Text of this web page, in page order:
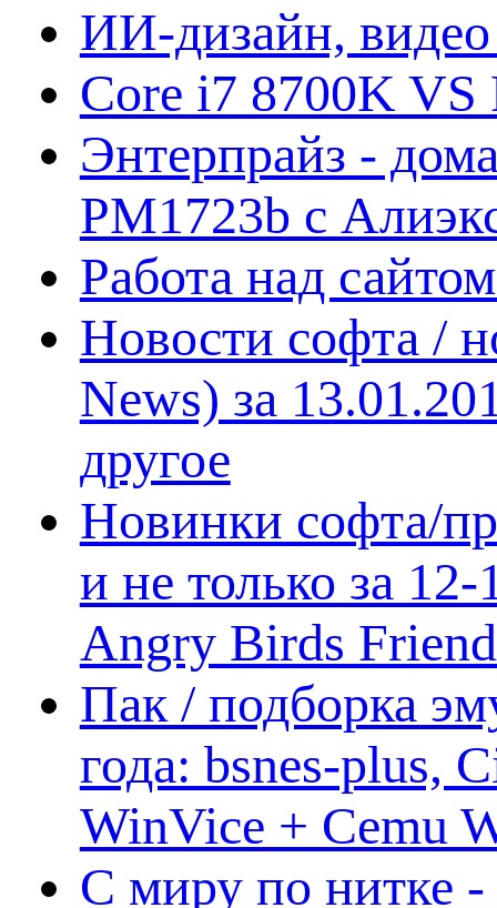
ИИ-дизайн,
Core i7 8700K VS
Энтерпрайз -
PM1723b с
Работа над
Новости софта /
News) за
другое
Новинки софта/
и не только за
Angry Birds
Пак / подборка
года: bsnes-plus,
WinVice + Cemu
С миру по нитке